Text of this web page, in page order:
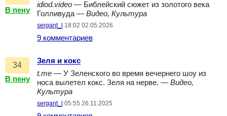
В пену
idiod.video — Библейский сюжет из золотого века
Голливуда — Видео, Культура
sergant_l 18:02 02.05.2026
9 комментариев
34
В пену
Зеля и кокс
t.me — У Зеленского во время вечернего шоу из
носа вылетел кокс. Зеля на нерве. — Видео,
Культура
sergant_l 05:55 26.11.2025